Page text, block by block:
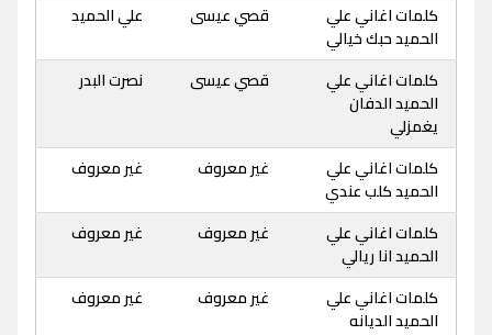
كلمات اغاني علي
الحميد حبك خيالي
قصي عيسى علي الحميد
كلمات اغاني علي
الحميد الدفان
يغمزلي
قصي عيسى نصرت البدر
كلمات اغاني علي
الحميد كلب عندي
غير معروف غير معروف
كلمات اغاني علي
الحميد انا ريالي
غير معروف غير معروف
كلمات اغاني علي
الحميد الديانه
غير معروف غير معروف